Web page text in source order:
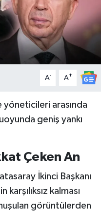
A- A+
arasında
geniş yankı
Çeken An
İkinci Başkanı
kalması
görüntülerden